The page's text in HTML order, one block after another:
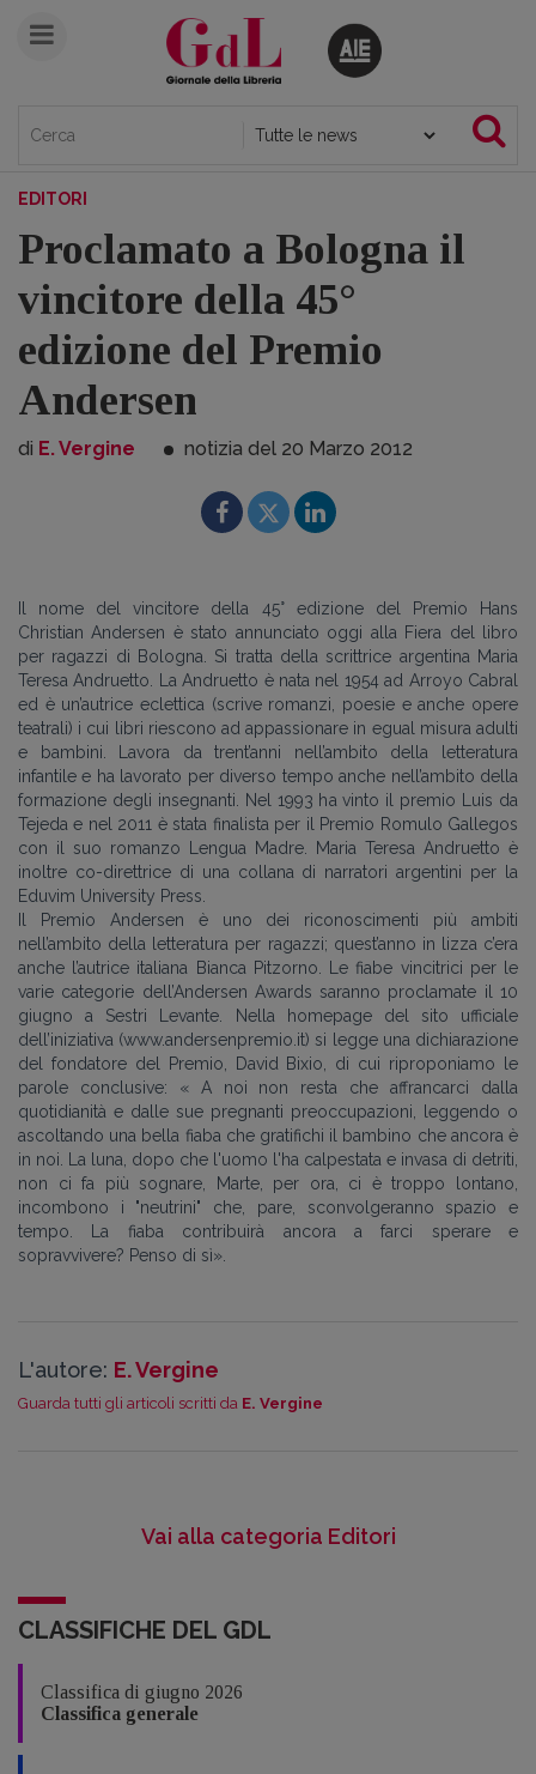
EDITORI
Proclamato a Bologna il
vincitore della 45°
edizione del Premio
Andersen
di E. Vergine notizia del 20 Marzo 2012
Il nome del vincitore della 45° edizione del Premio Hans
Christian Andersen è stato annunciato oggi alla Fiera del libro
per ragazzi di Bologna. Si tratta della scrittrice argentina Maria
Teresa Andruetto. La Andruetto è nata nel 1954 ad Arroyo Cabral
ed è un’autrice eclettica (scrive romanzi, poesie e anche opere
teatrali) i cui libri riescono ad appassionare in egual misura adulti
e bambini. Lavora da trent’anni nell’ambito della letteratura
infantile e ha lavorato per diverso tempo anche nell’ambito della
formazione degli insegnanti. Nel 1993 ha vinto il premio Luis da
Tejeda e nel 2011 è stata finalista per il Premio Romulo Gallegos
con il suo romanzo Lengua Madre. Maria Teresa Andruetto è
inoltre co-direttrice di una collana di narratori argentini per la
Eduvim University Press.
Il Premio Andersen è uno dei riconoscimenti più ambiti
nell’ambito della letteratura per ragazzi; quest’anno in lizza c’era
anche l’autrice italiana Bianca Pitzorno. Le fiabe vincitrici per le
varie categorie dell’Andersen Awards saranno proclamate il 10
giugno a Sestri Levante. Nella homepage del sito ufficiale
dell’iniziativa (www.andersenpremio.it) si legge una dichiarazione
del fondatore del Premio, David Bixio, di cui riproponiamo le
parole conclusive: « A noi non resta che affrancarci dalla
quotidianità e dalle sue pregnanti preoccupazioni, leggendo o
ascoltando una bella fiaba che gratifichi il bambino che ancora è
in noi. La luna, dopo che l'uomo l'ha calpestata e invasa di detriti,
non ci fa più sognare, Marte, per ora, ci è troppo lontano,
incombono i "neutrini" che, pare, sconvolgeranno spazio e
tempo. La fiaba contribuirà ancora a farci sperare e
sopravvivere? Penso di sì».
L'autore: E. Vergine
Guarda tutti gli articoli scritti da E. Vergine
Vai alla categoria Editori
CLASSIFICHE DEL GDL
Classifica di giugno 2026
Classifica generale